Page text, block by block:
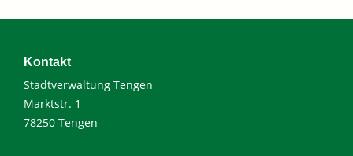
Kontakt
Stadtverwaltung Tengen
Marktstr. 1
78250 Tengen